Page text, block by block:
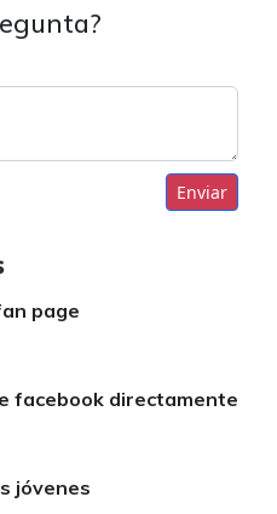
Enviar
page
facebook directamente
jóvenes